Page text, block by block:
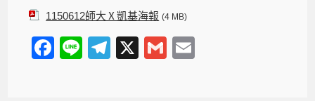
1150612師大Ⅹ凱基海報 (4 MB)
F
Li
T
X
G